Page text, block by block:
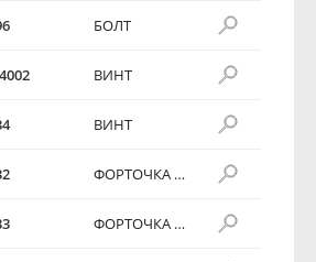
БОЛТ
ВИНТ
ВИНТ
ФОРТОЧКА ПЕРЕДНЕЙ ДВЕРИ
ФОРТОЧКА ПЕРЕДНЕЙ ДВЕРИ